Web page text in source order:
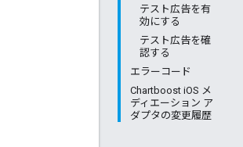
テスト広告を有
効にする
テスト広告を確
認する
エラーコード
Chartboost iOS メ
ディエーション ア
ダプタの変更履歴